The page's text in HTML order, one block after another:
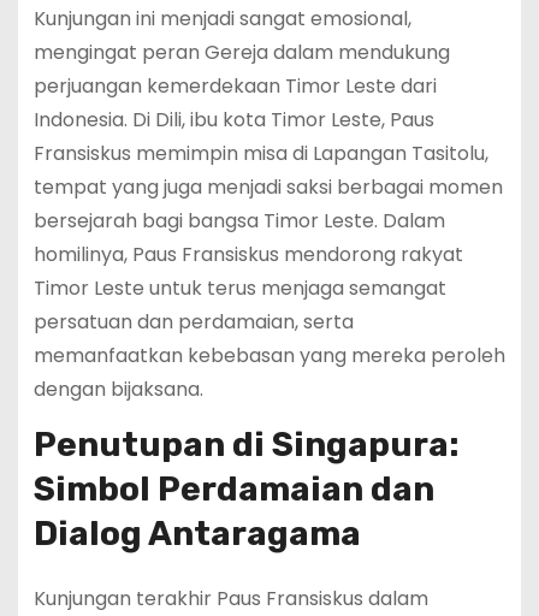
Kunjungan ini menjadi sangat emosional,
mengingat peran Gereja dalam mendukung
perjuangan kemerdekaan Timor Leste dari
Indonesia. Di Dili, ibu kota Timor Leste, Paus
Fransiskus memimpin misa di Lapangan Tasitolu,
tempat yang juga menjadi saksi berbagai momen
bersejarah bagi bangsa Timor Leste. Dalam
homilinya, Paus Fransiskus mendorong rakyat
Timor Leste untuk terus menjaga semangat
persatuan dan perdamaian, serta
memanfaatkan kebebasan yang mereka peroleh
dengan bijaksana.
Penutupan di Singapura:
Simbol Perdamaian dan
Dialog Antaragama
Kunjungan terakhir Paus Fransiskus dalam